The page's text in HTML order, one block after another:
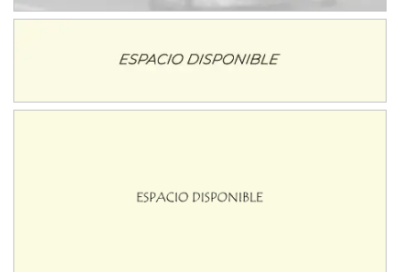
El Timbó (Tucumán)
COBERTURA ESPECIAL DE E-KART.COM.AR
IAME SERIES ARGENTINA 6
Ciudad de Trenque Lauquen (Asfalto)
Trenque Lauquen (Buenos Aires)